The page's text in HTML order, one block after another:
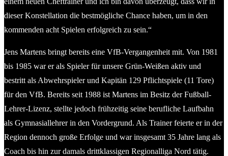
dieser Konstellation die bestmögliche Chance haben, um in den
kommenden acht Spielen erfolgreich zu sein.“
Jens Martens bringt bereits eine VfB-Vergangenheit mit. Von 1981
bis 1985 war er als Spieler für unsere Grün-Weißen aktiv und
bestritt als Abwehrspieler und Kapitän 129 Pflichtspiele (11 Tore)
für den VfB. Bereits seit 1988 ist Martens im Besitz der Fußball-
Lehrer-Lizenz, stellte jedoch frühzeitig seine berufliche Laufbahn
als Gymnasiallehrer in den Vordergrund. Als Trainer feierte er in der
Region dennoch große Erfolge und war insgesamt 35 Jahre lang als
Coach bis hin zur damals drittklassigen Regionalliga Nord tätig.